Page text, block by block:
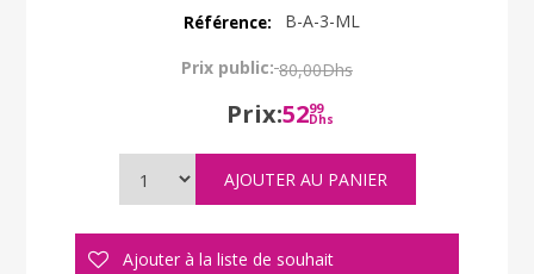
Référence: B-A-3-ML
Prix public: 80,00Dhs
Prix:5299
Dhs